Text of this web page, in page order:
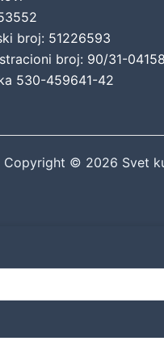
broj: 51226593
broj: 90/31-
530-459641-42
Copyright © 2026 Svet